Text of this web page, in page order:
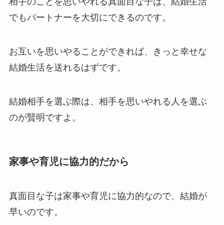
でもパートナーを大切にできるのです。
お互いを思いやることができれば、きっと幸せな
結婚生活を送れるはずです。
結婚相手を選ぶ際は、相手を思いやれる人を選ぶ
のが賢明ですよ。
家事や育児に協力的だから
真面目な子は家事や育児に協力的なので、結婚が
早いのです。